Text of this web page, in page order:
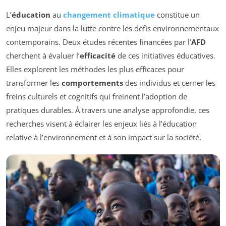
L’éducation au changement climatique constitue un
enjeu majeur dans la lutte contre les défis environnementaux
contemporains. Deux études récentes financées par l’AFD
cherchent à évaluer l’efficacité de ces initiatives éducatives.
Elles explorent les méthodes les plus efficaces pour
transformer les comportements des individus et cerner les
freins culturels et cognitifs qui freinent l’adoption de
pratiques durables. À travers une analyse approfondie, ces
recherches visent à éclairer les enjeux liés à l’éducation
relative à l’environnement et à son impact sur la société.